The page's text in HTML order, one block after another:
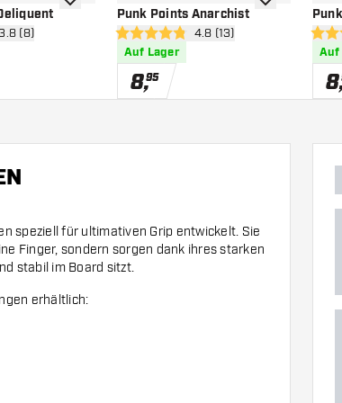
öffnen
(8)
Zur Wunschliste hinzufügen
Punk Points Anarchist
Bewertungsbereich
4.8 Bewertungssterne
4.8 (13)
Auf Lager
8,95
Zur
5
Auf
8
speziell für ultimativen Grip entwickelt. Sie
Finger, sondern sorgen dank ihres starken
stabil im Board sitzt.
erhältlich: